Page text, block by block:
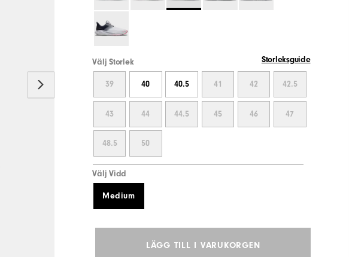
Välj Storlek Storleksguide
39 40 40.5 41 42 42.5
43 44 44.5 45 46 47
48.5 50
Välj Vidd
Medium
LÄGG TILL I VARUKORGEN